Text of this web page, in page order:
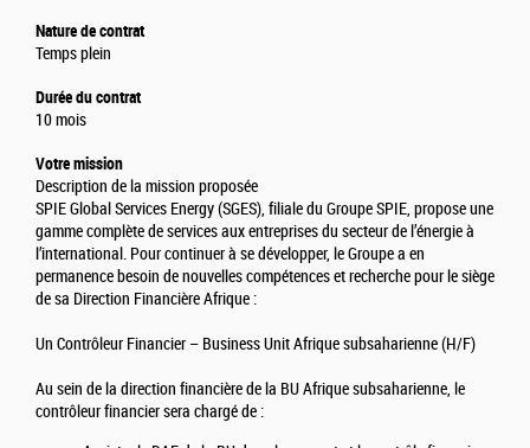
Nature de contrat
Temps plein
Durée du contrat
10 mois
Votre mission
Description de la mission proposée
SPIE Global Services Energy (SGES), filiale du Groupe SPIE, propose une
gamme complète de services aux entreprises du secteur de l’énergie à
l’international. Pour continuer à se développer, le Groupe a en
permanence besoin de nouvelles compétences et recherche pour le siège
de sa Direction Financière Afrique :
Un Contrôleur Financier – Business Unit Afrique subsaharienne (H/F)
Au sein de la direction financière de la BU Afrique subsaharienne, le
contrôleur financier sera chargé de :